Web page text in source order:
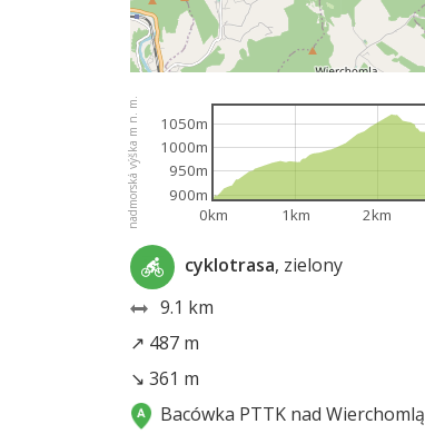
nadmorská výška m n. m. 0km 1km 2km
900m
950m
1000m
1050m
cyklotrasa, zielony
9.1 km
↗ 487 m
↘ 361 m
Bacówka PTTK nad Wierchomlą